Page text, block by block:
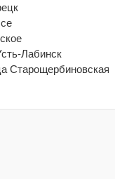
Лабинск
Старощербиновская